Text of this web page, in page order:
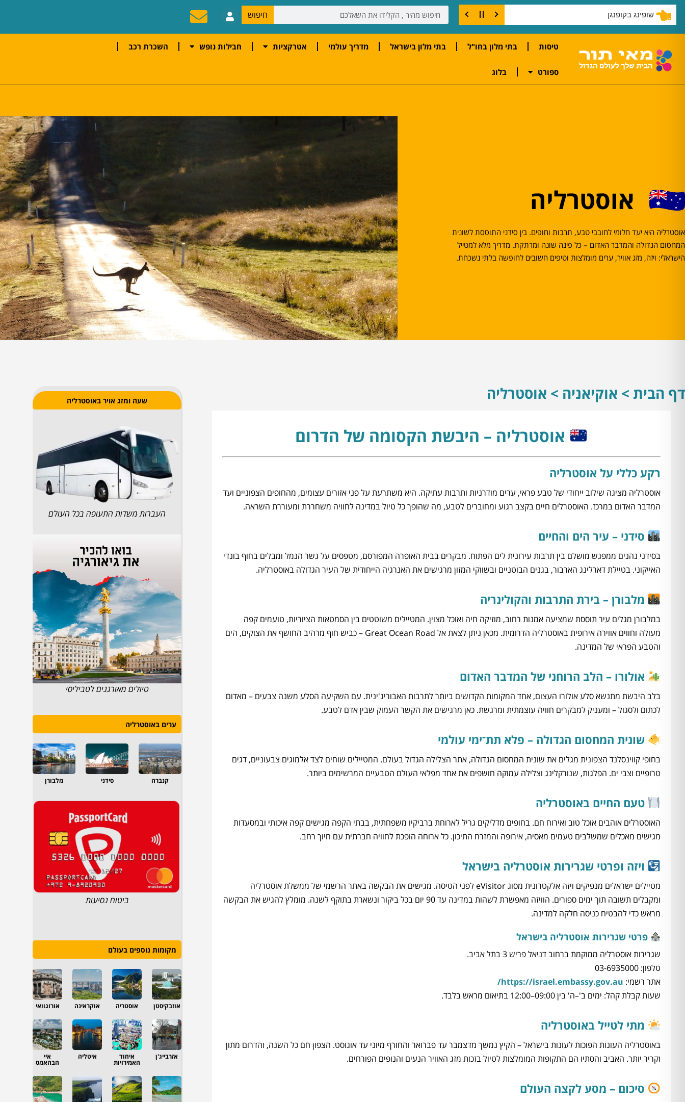
שופינג בקופנגן חיפוש
טיסות בתי מלון בחו"ל בתי מלון בישראל מדריך עולמי אטרקציות חבילות נופש השכרת רכב
ספורט בלוג
אוסטרליה
אוסטרליה היא יעד חלומי לחובבי טבע, תרבות וחופים. בין סידני התוססת לשונית
המחסום הגדולה והמדבר האדום – כל פינה שונה ומרתקת. מדריך מלא למטייל
הישראלי: ויזה, מזג אוויר, ערים מומלצות וטיפים חשובים לחופשה בלתי נשכחת.
דף הבית > אוקיאניה > אוסטרליה
אוסטרליה – היבשת הקסומה של הדרום
רקע כללי על אוסטרליה
אוסטרליה מציגה שילוב ייחודי של טבע פראי, ערים מודרניות ותרבות עתיקה. היא משתרעת על פני אזורים עצומים, מהחופים הצפוניים ועד
המדבר האדום במרכז. האוסטרלים חיים בקצב רגוע ומחוברים לטבע, מה שהופך כל טיול במדינה לחוויה משחררת ומעוררת השראה.
סידני – עיר הים והחיים
בסידני נהנים ממפגש מושלם בין תרבות עירונית לים הפתוח. מבקרים בבית האופרה המפורסם, מטפסים על גשר הנמל ומבלים בחוף בונדי
האייקוני. בטיילת דארלינג הארבור, בגנים הבוטניים ובשווקי המזון מרגישים את האנרגיה הייחודית של העיר הגדולה באוסטרליה.
מלבורן – בירת התרבות והקולינריה
במלבורן מגלים עיר תוססת שמציעה אמנות רחוב, מוזיקה חיה ואוכל מצוין. המטיילים משוטטים בין הסמטאות הציוריות, טועמים קפה
מעולה וחווים אווירה אירופית באוסטרליה הדרומית. מכאן ניתן לצאת אל Great Ocean Road – כביש חוף מרהיב החושף את הצוקים, הים
והטבע הפראי של המדינה.
אולורו – הלב הרוחני של המדבר האדום
בלב היבשת מתנשא סלע אולורו העצום, אחד המקומות הקדושים ביותר לתרבות האבוריג'ינית. עם השקיעה הסלע משנה צבעים – מאדום
לכתום ולסגול – ומעניק למבקרים חוויה עוצמתית ומרגשת. כאן מרגישים את הקשר העמוק שבין אדם לטבע.
שונית המחסום הגדולה – פלא תת־ימי עולמי
בחופי קווינסלנד הצפונית מגלים את שונית המחסום הגדולה, אתר הצלילה הגדול בעולם. המטיילים שוחים לצד אלמוגים צבעוניים, דגים
טרופיים וצבי ים. הפלגות, שנורקלינג וצלילה עמוקה חושפים את אחד מפלאי העולם הטבעיים המרשימים ביותר.
טעם החיים באוסטרליה
האוסטרלים אוהבים אוכל טוב ואירוח חם. בחופים מדליקים גריל לארוחת ברביקיו משפחתית, בבתי הקפה מגישים קפה איכותי ובמסעדות
מגישים מאכלים שמשלבים טעמים מאסיה, אירופה והמזרח התיכון. כל ארוחה הופכת לחוויה חברתית עם חיוך רחב.
ויזה ופרטי שגרירות אוסטרליה בישראל
מטיילים ישראלים מנפיקים ויזה אלקטרונית מסוג eVisitor לפני הטיסה. מגישים את הבקשה באתר הרשמי של ממשלת אוסטרליה
ומקבלים תשובה תוך ימים ספורים. הוויזה מאפשרת לשהות במדינה עד 90 יום בכל ביקור ונשארת בתוקף לשנה. מומלץ להגיש את הבקשה
מראש כדי להבטיח כניסה חלקה למדינה.
פרטי שגרירות אוסטרליה בישראל
שגרירות אוסטרליה ממוקמת ברחוב דניאל פריש 3 בתל אביב.
טלפון: 03-6935000
אתר רשמי: https://israel.embassy.gov.au/
שעות קבלת קהל: ימים ב'–ה' בין 09:00–12:00 בתיאום מראש בלבד.
מתי לטייל באוסטרליה
באוסטרליה העונות הפוכות לעונות בישראל – הקיץ נמשך מדצמבר עד פברואר והחורף מיוני עד אוגוסט. הצפון חם כל השנה, והדרום מתון
וקריר יותר. האביב והסתיו הם התקופות המומלצות לטיול בזכות מזג האוויר הנעים והנופים הפורחים.
סיכום – מסע לקצה העולם
שעה ומזג אויר באוסטרליה
העברות משדות התעופה בכל העולם
טיולים מאורגנים לטביליסי
ערים באוסטרליה
קנברה סידני מלבורן
ביטוח נסיעות
מקומות נוספים בעולם
אוזבקיסטן אוסטריה אוקראינה אורוגוואי
אזרבייג'ן איחוד
האמירויות
איטליה איי
הבהאמס